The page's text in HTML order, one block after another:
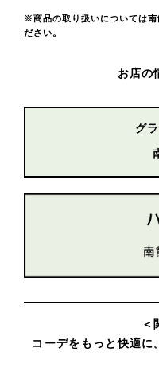
※商品の取り扱いについては
ださい。
お店の
グ
＜
コーデをもっと快適に